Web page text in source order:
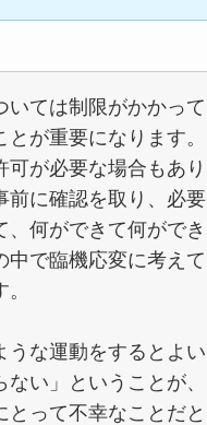
いては制限がかかって
とが重要になります。
可が必要な場合もあり
前に確認を取り、必要
、何ができて何ができ
中で臨機応変に考えて
うな運動をするとよい
ない」ということが、
とって不幸なことだと